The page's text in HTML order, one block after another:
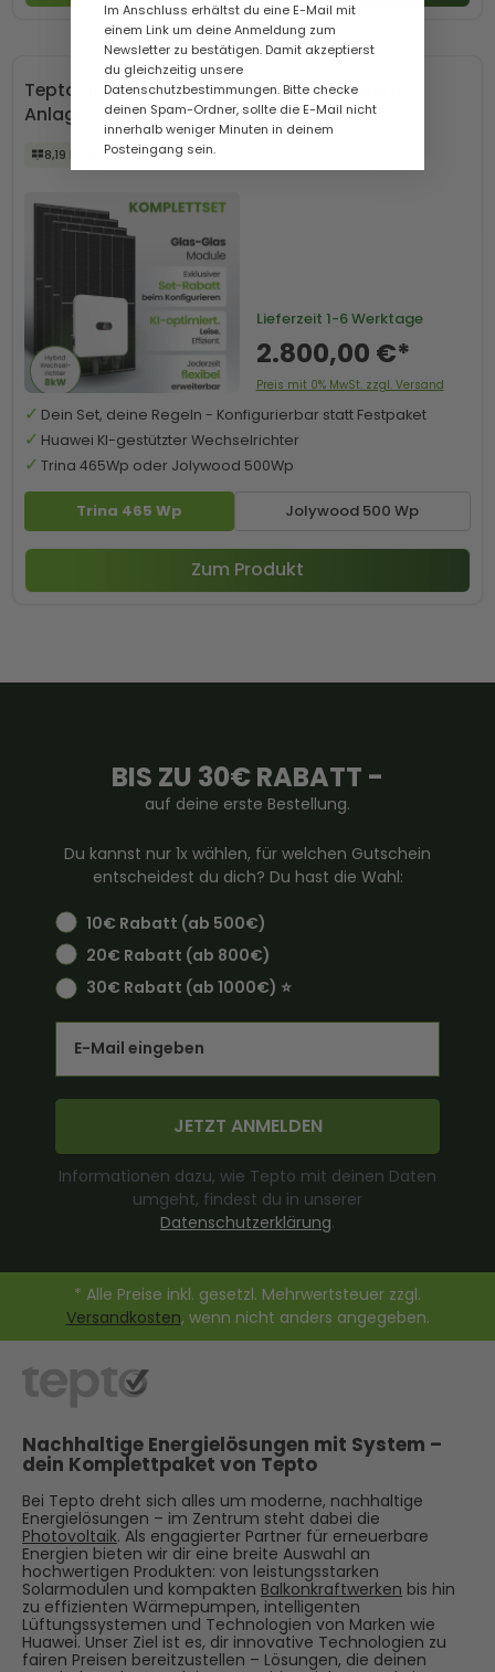
Tepto HomePremium 8 kWp Trina Huawei PV-
Anlage Speicher erweiterbar
8,19 kWp monofazial
Trina 465 Wp Jolywood 500 Wp
Lieferzeit 1-6 Werktage
2.800,00 €*
Preis mit 0% MwSt. zzgl. Versand
Dein Set, deine Regeln - Konfigurierbar statt Festpaket
Huawei KI-gestützter Wechselrichter
Trina 465Wp oder Jolywood 500Wp
Zum Produkt
BIS ZU 30€ RABATT -
auf deine erste Bestellung.
Du kannst nur 1x wählen, für welchen Gutschein
entscheidest du dich? Du hast die Wahl:
10€ Rabatt (ab 500€)
20€ Rabatt (ab 800€)
30€ Rabatt (ab 1000€) ⭐️
JETZT ANMELDEN
Informationen dazu, wie Tepto mit deinen Daten
umgeht, findest du in unserer
Datenschutzerklärung.
* Alle Preise inkl. gesetzl. Mehrwertsteuer zzgl.
Versandkosten, wenn nicht anders angegeben.
Nachhaltige Energielösungen mit System –
dein Komplettpaket von Tepto
Bei Tepto dreht sich alles um moderne, nachhaltige
Energielösungen – im Zentrum steht dabei die
Photovoltaik. Als engagierter Partner für erneuerbare
Energien bieten wir dir eine breite Auswahl an
hochwertigen Produkten: von leistungsstarken
Solarmodulen und kompakten Balkonkraftwerken bis hin
zu effizienten Wärmepumpen, intelligenten
Lüftungssystemen und Technologien von Marken wie
Huawei. Unser Ziel ist es, dir innovative Technologien zu
fairen Preisen bereitzustellen – Lösungen, die deinen
Im Anschluss erhältst du eine E-Mail mit
einem Link um deine Anmeldung zum
Newsletter zu bestätigen. Damit akzeptierst
du gleichzeitig unsere
Datenschutzbestimmungen. Bitte checke
deinen Spam-Ordner, sollte die E-Mail nicht
innerhalb weniger Minuten in deinem
Posteingang sein.